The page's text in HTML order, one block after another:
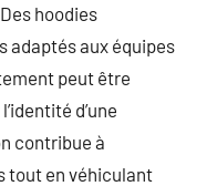
hoodies
adaptés aux équipes
peut être
d’une
contribue à
tout en véhiculant